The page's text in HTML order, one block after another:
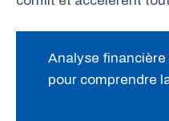
Analyse financière
pour comprendre